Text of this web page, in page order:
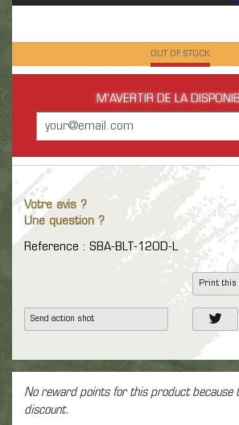
OUT OF STOCK
M'AVERTIR DE LA
Votre avis ?
Une question ?
Reference : SBA-BLT-12OD-L
Print this
Send action shot
No reward points for this product because
discount.